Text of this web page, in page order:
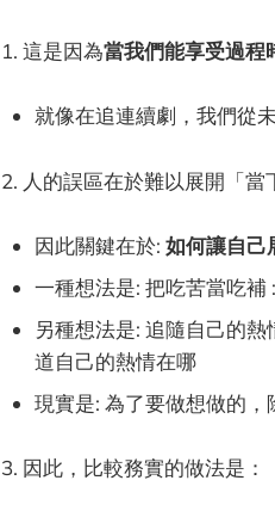
1. 這是因為當我們能享受過程
就像在追連續劇，我們從
2. 人的誤區在於難以展開「
因此關鍵在於: 如何讓自己
一種想法是: 把吃苦當吃補
另種想法是: 追隨自己的
道自己的熱情在哪
現實是: 為了要做想做的
3. 因此，比較務實的做法是：